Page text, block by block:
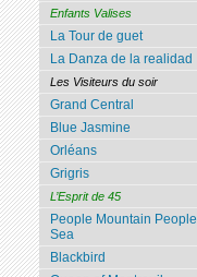
Enfants Valises
La Tour de guet
La Danza de la realidad
Les Visiteurs du soir
Grand Central
Blue Jasmine
Orléans
Grigris
L’Esprit de 45
People Mountain People
Sea
Blackbird